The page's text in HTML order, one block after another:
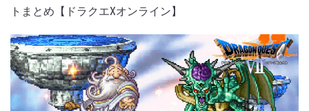
トまとめ【ドラクエXオンライン】